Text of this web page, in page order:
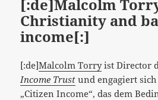
[:de]Malcolm
Christianity and
income[:]
[:de]Malcolm Torryist Director
Income Trust und engagiert
„Citizen Income“, das dem